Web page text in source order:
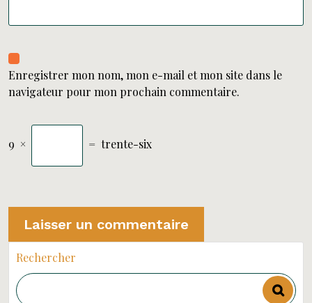
Enregistrer mon nom, mon e-mail et mon site dans le
navigateur pour mon prochain commentaire.
9 × = trente-six
Rechercher